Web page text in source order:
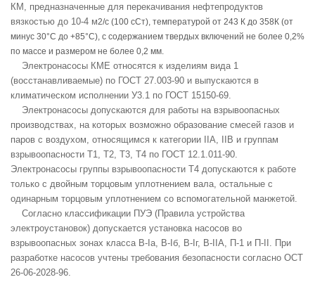
КМ, предназначенные для перекачивания нефтепродуктов
вязкостью до 10-4 м2/с (100 сСт), температурой от 243 К до 358К (от
минус 30°С до +85°С), с содержанием твердых включений не более 0,2%
по массе и размером не более 0,2 мм.
Электронасосы КМЕ относятся к изделиям вида 1
(восстанавливаемые) по ГОСТ 27.003-90 и выпускаются в
климатическом исполнении У3.1 по ГОСТ 15150-69.
Электронасосы допускаются для работы на взрывоопасных
производствах, на которых возможно образование смесей газов и
паров с воздухом, относящимся к категории IIA, IIB и группам
взрывоопасности Т1, Т2, Т3, Т4 по ГОСТ 12.1.011-90.
Электронасосы группы взрывоопасности Т4 допускаются к работе
только с двойным торцовым уплотнением вала, остальные с
одинарным торцовым уплотнением со вспомогательной манжетой.
Согласно классификации ПУЭ (Правила устройства
электроустановок) допускается установка насосов во
взрывоопасных зонах класса В-Iа, В-Iб, В-Iг, B-IIА, П-1 и П-II. При
разработке насосов учтены требования безопасности согласно ОСТ
26-06-2028-96.